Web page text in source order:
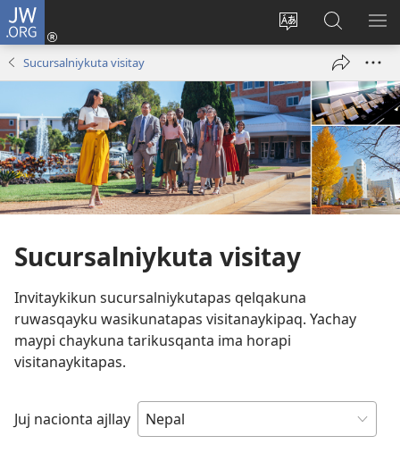
JW.ORG
Direccionpi
Sutiykiwan
jaykuy
nueva
ventana)
JW.ORG
nisqapi
maskhay
Sucursalniykuta visitay
Sucursalniykuta visitay
Invitaykikun sucursalniykutapas qelqakuna
ruwasqayku wasikunatapas visitanaykipaq. Yachay
maypi chaykuna tarikusqanta ima horapi
visitanaykitapas.
Juj nacionta ajllay